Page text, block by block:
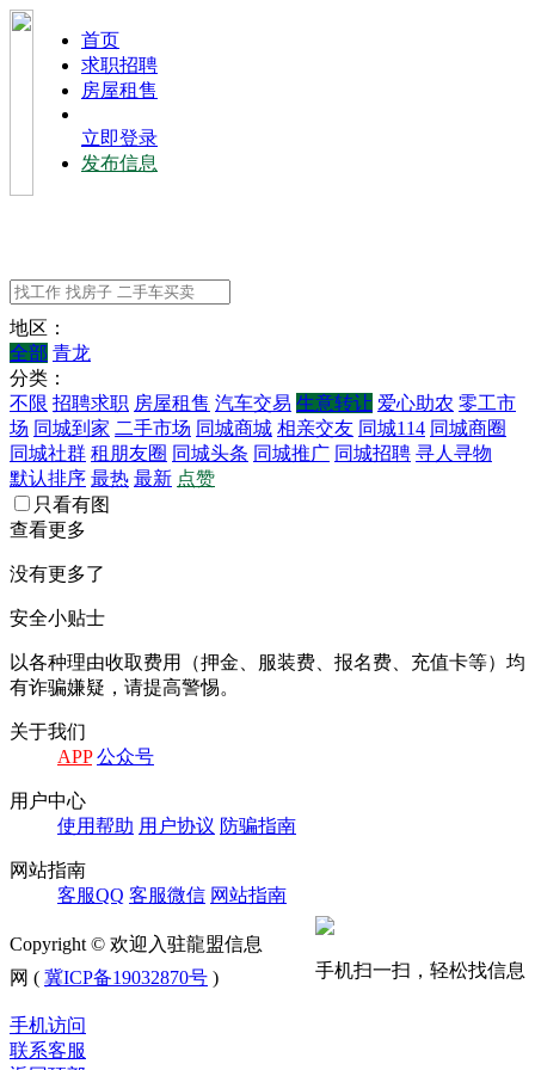
⾸⻚
求职招聘
房屋租售
立即登录
发布信息
地区：
全部 青龙
分类：
不限 招聘求职 房屋租售 汽车交易 生意转让 爱心助农 零工市
场 同城到家 二手市场 同城商城 相亲交友 同城114 同城商圈
同城社群 租朋友圈 同城头条 同城推广 同城招聘 寻人寻物
默认排序 最热 最新 点赞
只看有图
查看更多
没有更多了
安全小贴士
以各种理由收取费⽤（押⾦、服装费、报名费、充值卡等）均
有诈骗嫌疑，请提⾼警惕。
关于我们
APP 公众号
⽤户中⼼
使⽤帮助 ⽤户协议 防骗指南
⽹站指南
客服QQ 客服微信 ⽹站指南
手机扫一扫，轻松找信息
Copyright © 欢迎入驻龍盟信息
网 ( 冀ICP备19032870号 )
手机访问
联系客服